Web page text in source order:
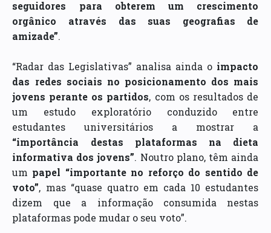
seguidores para obterem um crescimento
orgânico através das suas geografias de
amizade”.
“Radar das Legislativas” analisa ainda o impacto
das redes sociais no posicionamento dos mais
jovens perante os partidos, com os resultados de
um estudo exploratório conduzido entre
estudantes universitários a mostrar a
“importância destas plataformas na dieta
informativa dos jovens”. Noutro plano, têm ainda
um papel “importante no reforço do sentido de
voto”, mas “quase quatro em cada 10 estudantes
dizem que a informação consumida nestas
plataformas pode mudar o seu voto”.